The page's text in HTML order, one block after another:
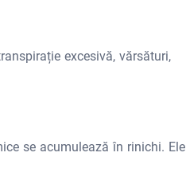
excesivă, vărsături,
se acumulează în rinichi. Ele